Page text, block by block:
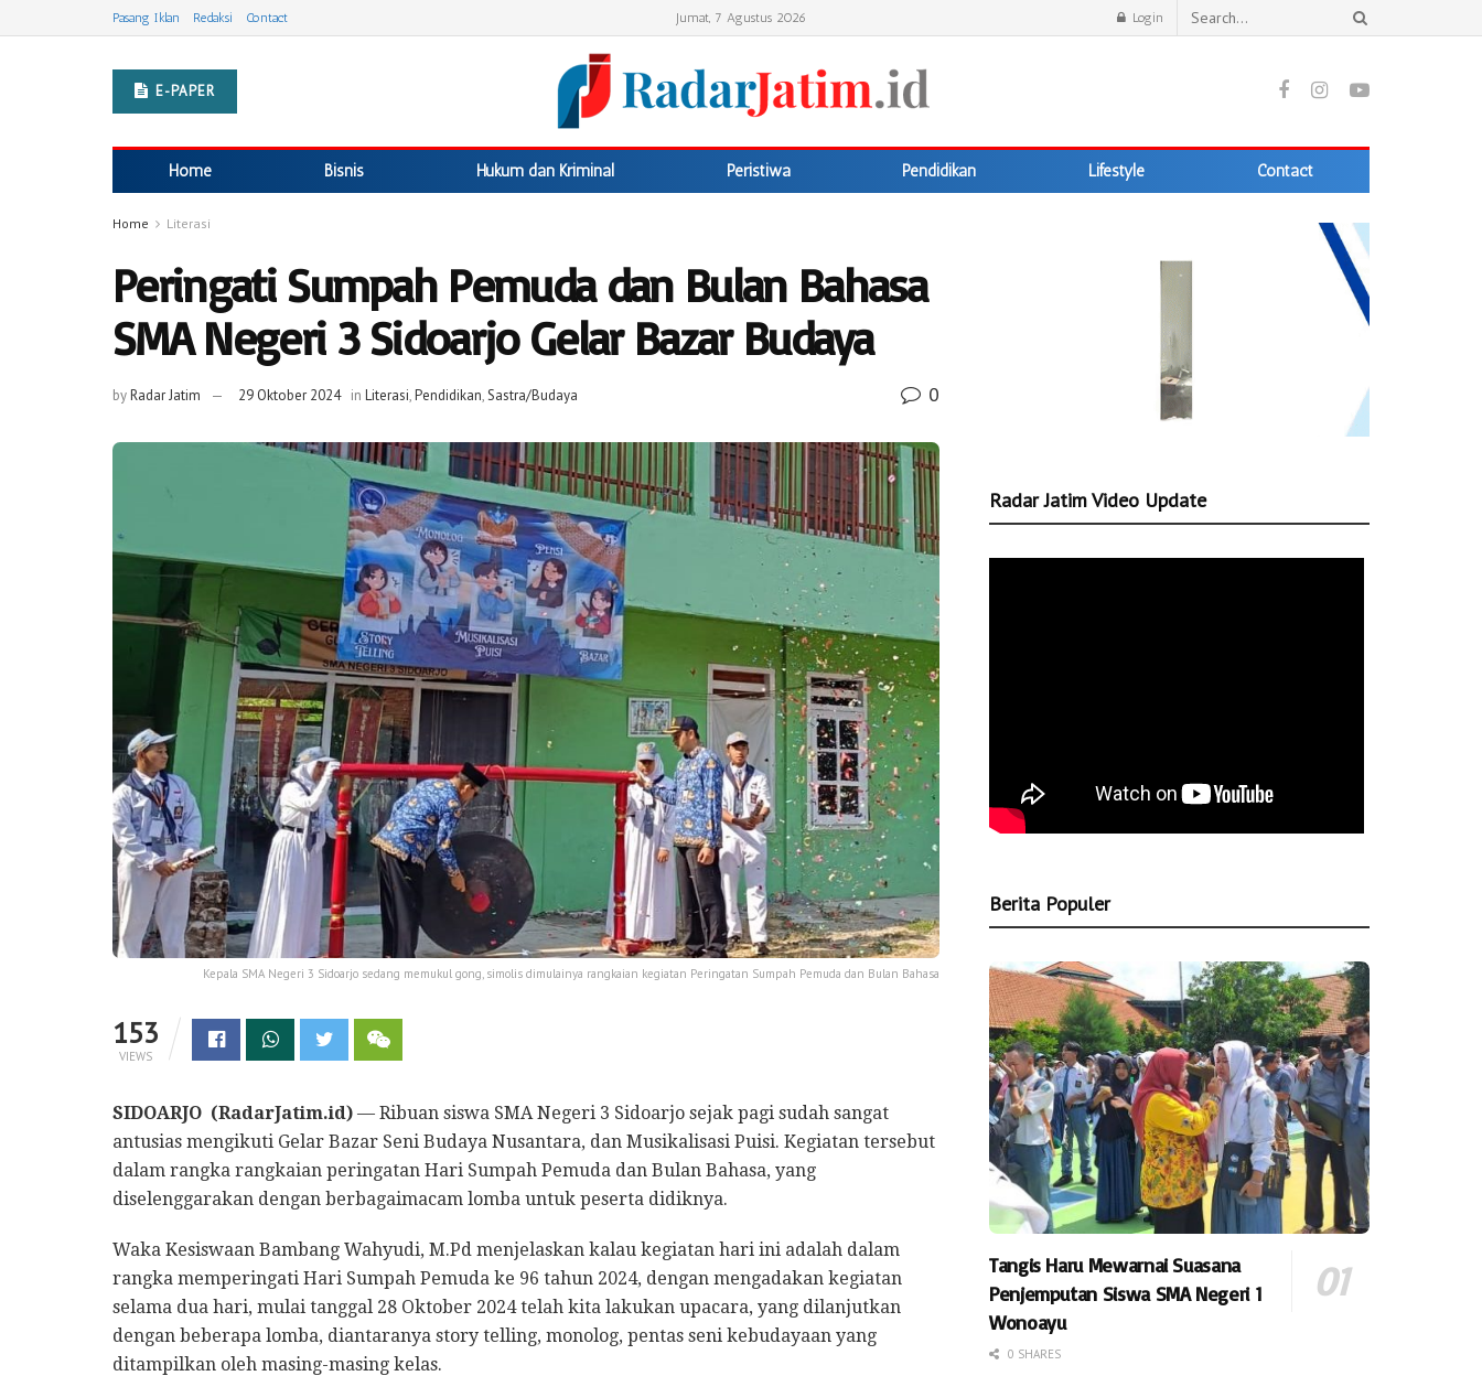
Pasang Iklan Redaksi Contact Jumat, 7 Agustus 2026 Login
E-PAPER
Home Bisnis Hukum dan Kriminal Peristiwa Pendidikan Lifestyle Contact
Home Literasi
Peringati Sumpah Pemuda dan Bulan Bahasa
SMA Negeri 3 Sidoarjo Gelar Bazar Budaya
byRadar Jatim 29 Oktober 2024 in Literasi,Pendidikan,Sastra/Budaya 0
Kepala SMA Negeri 3 Sidoarjo sedang memukul gong, simolis dimulainya rangkaian kegiatan Peringatan Sumpah Pemuda dan Bulan Bahasa
153
VIEWS
SIDOARJO (RadarJatim.id) — Ribuan siswa SMA Negeri 3 Sidoarjo sejak pagi sudah sangat
antusias mengikuti Gelar Bazar Seni Budaya Nusantara, dan Musikalisasi Puisi. Kegiatan tersebut
dalam rangka rangkaian peringatan Hari Sumpah Pemuda dan Bulan Bahasa, yang
diselenggarakan dengan berbagaimacam lomba untuk peserta didiknya.
Waka Kesiswaan Bambang Wahyudi, M.Pd menjelaskan kalau kegiatan hari ini adalah dalam
rangka memperingati Hari Sumpah Pemuda ke 96 tahun 2024, dengan mengadakan kegiatan
selama dua hari, mulai tanggal 28 Oktober 2024 telah kita lakukan upacara, yang dilanjutkan
dengan beberapa lomba, diantaranya story telling, monolog, pentas seni kebudayaan yang
ditampilkan oleh masing-masing kelas.
Radar Jatim Video Update
Berita Populer
Tangis Haru Mewarnai Suasana
Penjemputan Siswa SMA Negeri 1
Wonoayu
0 SHARES